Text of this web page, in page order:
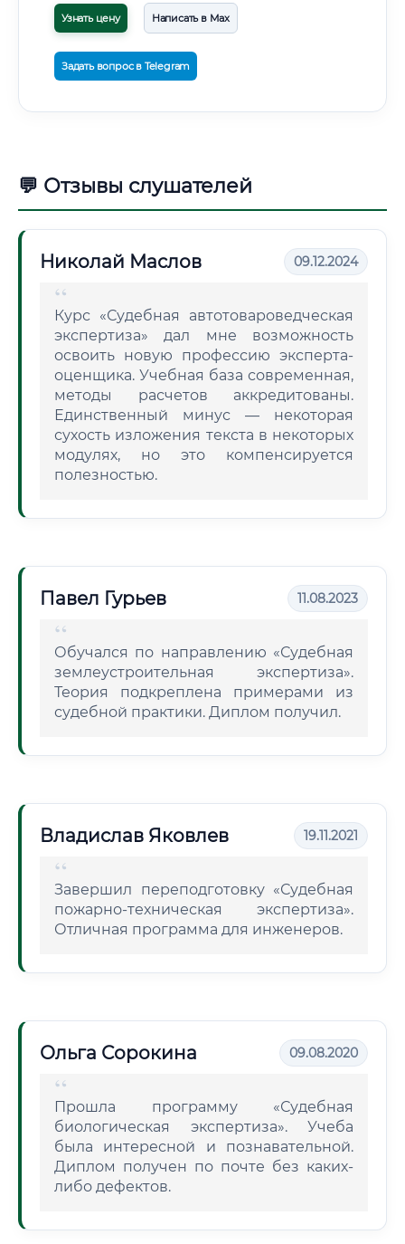
Узнать цену Написать в Max
Задать вопрос в Telegram
💬 Отзывы слушателей
Николай Маслов 09.12.2024
Курс «Судебная автотовароведческая
экспертиза» дал мне возможность
освоить новую профессию эксперта-
оценщика. Учебная база современная,
методы расчетов аккредитованы.
Единственный минус — некоторая
сухость изложения текста в некоторых
модулях, но это компенсируется
полезностью.
Павел Гурьев 11.08.2023
Обучался по направлению «Судебная
землеустроительная экспертиза».
Теория подкреплена примерами из
судебной практики. Диплом получил.
Владислав Яковлев 19.11.2021
Завершил переподготовку «Судебная
пожарно-техническая экспертиза».
Отличная программа для инженеров.
Ольга Сорокина 09.08.2020
Прошла программу «Судебная
биологическая экспертиза». Учеба
была интересной и познавательной.
Диплом получен по почте без каких-
либо дефектов.